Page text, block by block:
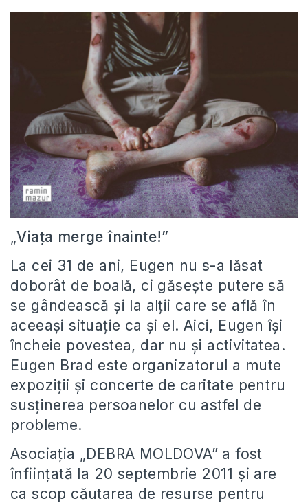
„Viaţa merge înainte!”
La cei 31 de ani, Eugen nu s-a lăsat
doborât de boală, ci găseşte putere să
se gândească şi la alţii care se află în
aceeaşi situaţie ca şi el. Aici, Eugen îşi
încheie povestea, dar nu şi activitatea.
Eugen Brad este organizatorul a mute
expoziţii şi concerte de caritate pentru
susţinerea persoanelor cu astfel de
probleme.
Asociaţia „DEBRA MOLDOVA” a fost
înfiinţată la 20 septembrie 2011 şi are
ca scop căutarea de resurse pentru